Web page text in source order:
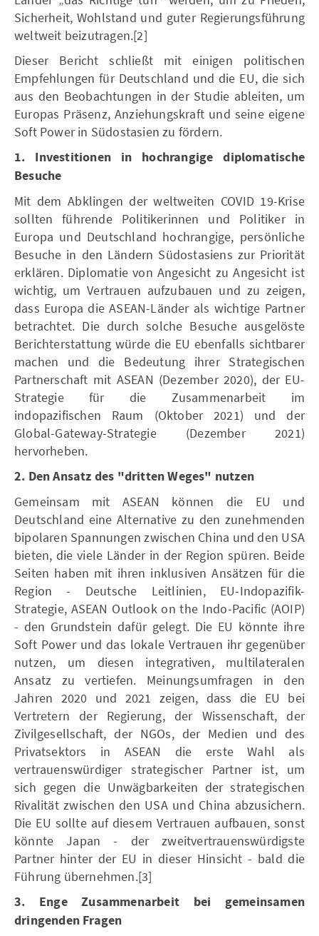
Sicherheit, Wohlstand und guter Regierungsführung
weltweit beizutragen.[2]
Dieser Bericht schließt mit einigen politischen
Empfehlungen für Deutschland und die EU, die sich
aus den Beobachtungen in der Studie ableiten, um
Europas Präsenz, Anziehungskraft und seine eigene
Soft Power in Südostasien zu fördern.
1. Investitionen in hochrangige diplomatische
Besuche
Mit dem Abklingen der weltweiten COVID 19-Krise
sollten führende Politikerinnen und Politiker in
Europa und Deutschland hochrangige, persönliche
Besuche in den Ländern Südostasiens zur Priorität
erklären. Diplomatie von Angesicht zu Angesicht ist
wichtig, um Vertrauen aufzubauen und zu zeigen,
dass Europa die ASEAN-Länder als wichtige Partner
betrachtet. Die durch solche Besuche ausgelöste
Berichterstattung würde die EU ebenfalls sichtbarer
machen und die Bedeutung ihrer Strategischen
Partnerschaft mit ASEAN (Dezember 2020), der EU-
Strategie für die Zusammenarbeit im
indopazifischen Raum (Oktober 2021) und der
Global-Gateway-Strategie (Dezember 2021)
hervorheben.
2. Den Ansatz des "dritten Weges" nutzen
Gemeinsam mit ASEAN können die EU und
Deutschland eine Alternative zu den zunehmenden
bipolaren Spannungen zwischen China und den USA
bieten, die viele Länder in der Region spüren. Beide
Seiten haben mit ihren inklusiven Ansätzen für die
Region - Deutsche Leitlinien, EU-Indopazifik-
Strategie, ASEAN Outlook on the Indo-Pacific (AOIP)
- den Grundstein dafür gelegt. Die EU könnte ihre
Soft Power und das lokale Vertrauen ihr gegenüber
nutzen, um diesen integrativen, multilateralen
Ansatz zu vertiefen. Meinungsumfragen in den
Jahren 2020 und 2021 zeigen, dass die EU bei
Vertretern der Regierung, der Wissenschaft, der
Zivilgesellschaft, der NGOs, der Medien und des
Privatsektors in ASEAN die erste Wahl als
vertrauenswürdiger strategischer Partner ist, um
sich gegen die Unwägbarkeiten der strategischen
Rivalität zwischen den USA und China abzusichern.
Die EU sollte auf diesem Vertrauen aufbauen, sonst
könnte Japan - der zweitvertrauenswürdigste
Partner hinter der EU in dieser Hinsicht - bald die
Führung übernehmen.[3]
3. Enge Zusammenarbeit bei gemeinsamen
dringenden Fragen